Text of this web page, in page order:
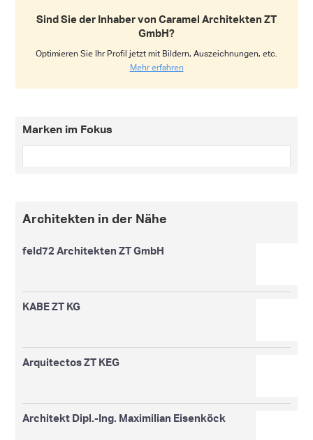
Sind Sie der Inhaber von Caramel Architekten ZT
GmbH?
Optimieren Sie Ihr Profil jetzt mit Bildern, Auszeichnungen, etc.
Mehr erfahren
Marken im Fokus
Architekten in der Nähe
feld72 Architekten ZT GmbH
KABE ZT KG
Arquitectos ZT KEG
Architekt Dipl.-Ing. Maximilian Eisenköck